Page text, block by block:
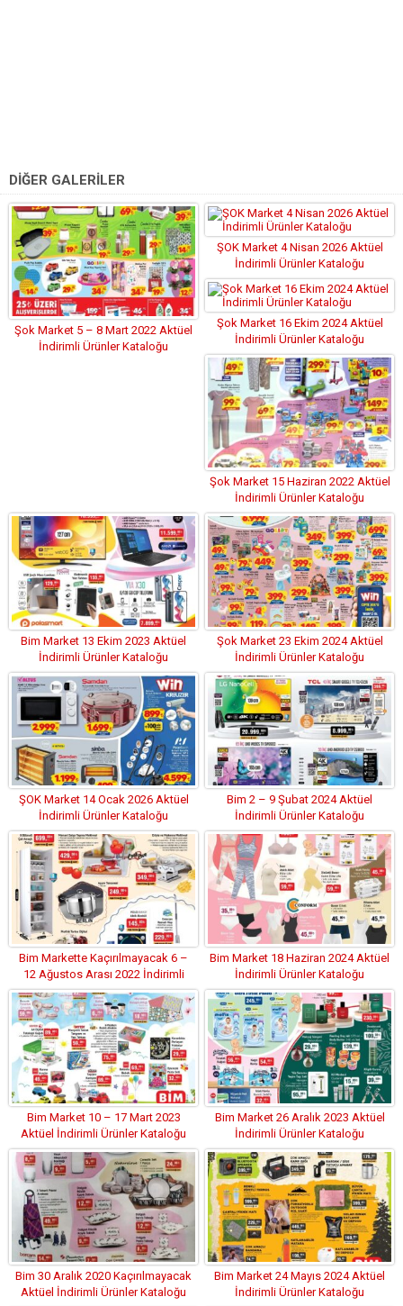
DİĞER GALERİLER
Şok Market 5 – 8 Mart 2022 Aktüel
İndirimli Ürünler Kataloğu
ŞOK Market 4 Nisan 2026 Aktüel
İndirimli Ürünler Kataloğu
Şok Market 16 Ekim 2024 Aktüel
İndirimli Ürünler Kataloğu
Şok Market 15 Haziran 2022 Aktüel
İndirimli Ürünler Kataloğu
Bim Market 13 Ekim 2023 Aktüel
İndirimli Ürünler Kataloğu
Şok Market 23 Ekim 2024 Aktüel
İndirimli Ürünler Kataloğu
ŞOK Market 14 Ocak 2026 Aktüel
İndirimli Ürünler Kataloğu
Bim 2 – 9 Şubat 2024 Aktüel
İndirimli Ürünler Kataloğu
Bim Markette Kaçırılmayacak 6 –
12 Ağustos Arası 2022 İndirimli
Ürünler Kataloğu
Bim Market 18 Haziran 2024 Aktüel
İndirimli Ürünler Kataloğu
Bim Market 10 – 17 Mart 2023
Aktüel İndirimli Ürünler Kataloğu
Bim Market 26 Aralık 2023 Aktüel
İndirimli Ürünler Kataloğu
Bim 30 Aralık 2020 Kaçırılmayacak
Aktüel İndirimli Ürünler Kataloğu
Bim Market 24 Mayıs 2024 Aktüel
İndirimli Ürünler Kataloğu